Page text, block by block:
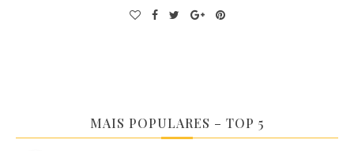
MAIS POPULARES – TOP 5